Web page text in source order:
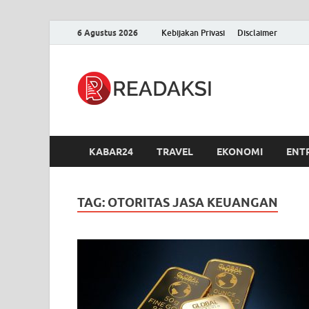
6 Agustus 2026 Kebijakan Privasi Disclaimer
KABAR24 TRAVEL EKONOMI
TAG: OTORITAS JASA KEUANGAN